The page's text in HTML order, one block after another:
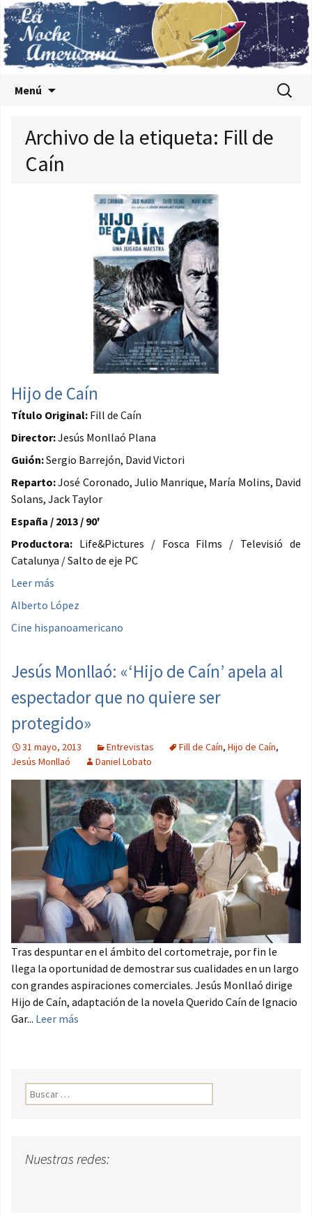
Menú Buscar:
Archivo de la etiqueta: Fill de
Caín
Hijo de Caín
Título Original: Fill de Caín
Director:Jesús Monllaó Plana
Guión:Sergio Barrejón, David Victori
Reparto:José Coronado, Julio Manrique, María Molins, David
Solans, Jack Taylor
España / 2013 / 90'
Productora: Life&Pictures / Fosca Films / Televisió de
Catalunya / Salto de eje PC
Leer más
Alberto López
Cine hispanoamericano
Jesús Monllaó: «‘Hijo de Caín’ apela al
espectador que no quiere ser
protegido»
31 mayo, 2013 Entrevistas Fill de Caín, Hijo de Caín,
Jesús Monllaó
Daniel Lobato
Tras despuntar en el ámbito del cortometraje, por fin le
llega la oportunidad de demostrar sus cualidades en un largo
con grandes aspiraciones comerciales. Jesús Monllaó dirige
Hijo de Caín, adaptación de la novela Querido Caín de Ignacio
Gar... Leer más
Buscar:
Nuestras redes: